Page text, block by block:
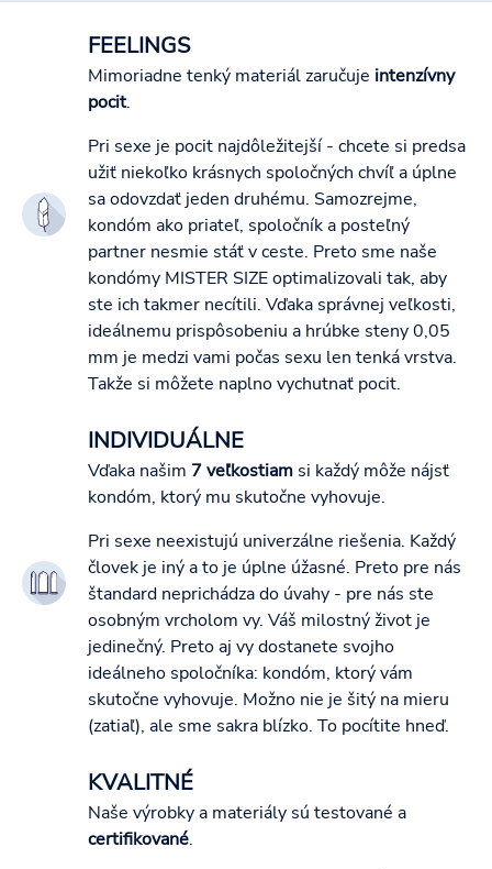
FEELINGS
Mimoriadne tenký materiál zaručuje intenzívny
pocit.
Pri sexe je pocit najdôležitejší - chcete si predsa
užiť niekoľko krásnych spoločných chvíľ a úplne
sa odovzdať jeden druhému. Samozrejme,
kondóm ako priateľ, spoločník a posteľný
partner nesmie stáť v ceste. Preto sme naše
kondómy MISTER SIZE optimalizovali tak, aby
ste ich takmer necítili. Vďaka správnej veľkosti,
ideálnemu prispôsobeniu a hrúbke steny 0,05
mm je medzi vami počas sexu len tenká vrstva.
Takže si môžete naplno vychutnať pocit.
INDIVIDUÁLNE
Vďaka našim 7 veľkostiam si každý môže nájsť
kondóm, ktorý mu skutočne vyhovuje.
Pri sexe neexistujú univerzálne riešenia. Každý
človek je iný a to je úplne úžasné. Preto pre nás
štandard neprichádza do úvahy - pre nás ste
osobným vrcholom vy. Váš milostný život je
jedinečný. Preto aj vy dostanete svojho
ideálneho spoločníka: kondóm, ktorý vám
skutočne vyhovuje. Možno nie je šitý na mieru
(zatiaľ), ale sme sakra blízko. To pocítite hneď.
KVALITNÉ
Naše výrobky a materiály sú testované a
certifikované.